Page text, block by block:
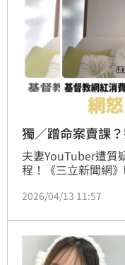
獨／蹭命案賣課
夫妻YouTuber遭質
程！《三立新聞網
頻道《光中尋愛》
烈不滿。更令人憤
歉置頂留言時，竟
迅速引爆眾怒；未
2026/04/13 11:57